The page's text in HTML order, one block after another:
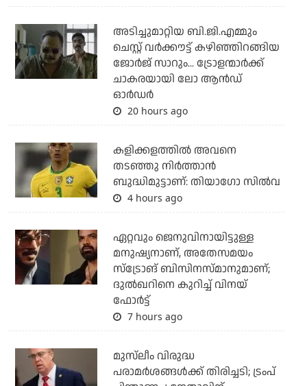
അടിച്ചുമാറ്റിയ ബി.ജി.എമ്മും
ചെസ്റ്റ് വര്‍ക്കൗട്ട് കഴിഞ്ഞിറങ്ങിയ
ജോര്‍ജ് സാറും... ട്രോളന്മാര്‍ക്ക്
ചാകരയായി ലോ ആന്‍ഡ്
ഓര്‍ഡര്‍
20 hours ago
കളിക്കളത്തില്‍ അവനെ
തടഞ്ഞു നിര്‍ത്താന്‍
ബുദ്ധിമുട്ടാണ്: തിയാഗോ സില്‍വ
4 hours ago
ഏറ്റവും ജെനുവിനായിട്ടുള്ള
മനുഷ്യനാണ്, അതേസമയം
സ്‌ട്രോങ് ബിസിനസ്മാനുമാണ്;
ദുല്‍ഖറിനെ കുറിച്ച് വിനയ്
ഫോര്‍ട്ട്
7 hours ago
മുസ്‌ലീം വിരുദ്ധ
പരാമര്‍ശങ്ങള്‍ക്ക് തിരിച്ചടി; ട്രംപ്